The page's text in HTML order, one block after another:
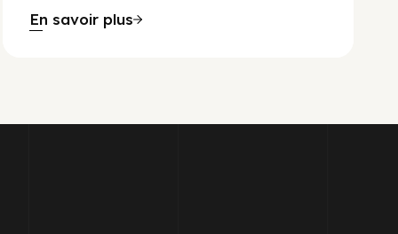
En savoir plus